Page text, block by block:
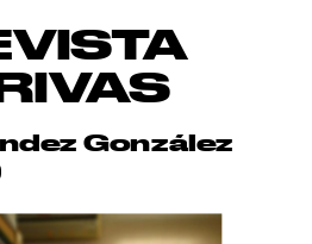
González